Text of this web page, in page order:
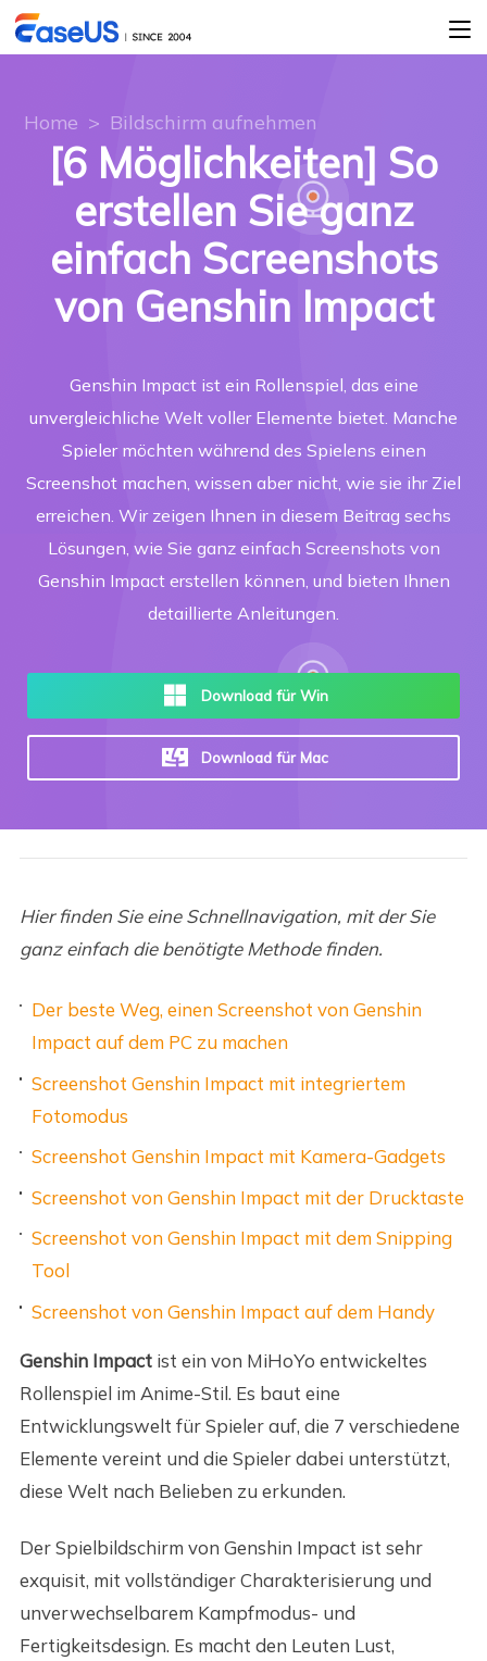
Home > Bildschirm aufnehmen
[6 Möglichkeiten] So
erstellen Sie ganz
einfach Screenshots
von Genshin Impact
Genshin Impact ist ein Rollenspiel, das eine
unvergleichliche Welt voller Elemente bietet. Manche
Spieler möchten während des Spielens einen
Screenshot machen, wissen aber nicht, wie sie ihr Ziel
erreichen. Wir zeigen Ihnen in diesem Beitrag sechs
Lösungen, wie Sie ganz einfach Screenshots von
Genshin Impact erstellen können, und bieten Ihnen
detaillierte Anleitungen.
Download für Win
Download für Mac
Hier finden Sie eine Schnellnavigation, mit der Sie
ganz einfach die benötigte Methode finden.
Der beste Weg, einen Screenshot von Genshin
Impact auf dem PC zu machen
Screenshot Genshin Impact mit integriertem
Fotomodus
Screenshot Genshin Impact mit Kamera-Gadgets
Screenshot von Genshin Impact mit der Drucktaste
Screenshot von Genshin Impact mit dem Snipping
Tool
Screenshot von Genshin Impact auf dem Handy
Genshin Impactist ein von MiHoYo entwickeltes
Rollenspiel im Anime-Stil. Es baut eine
Entwicklungswelt für Spieler auf, die 7 verschiedene
Elemente vereint und die Spieler dabei unterstützt,
diese Welt nach Belieben zu erkunden.
Der Spielbildschirm von Genshin Impact ist sehr
exquisit, mit vollständiger Charakterisierung und
unverwechselbarem Kampfmodus- und
Fertigkeitsdesign. Es macht den Leuten Lust,